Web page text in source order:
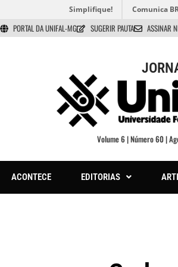
Simplifique! Comunica
PORTAL DA UNIFAL-MG SUGERIR PAUTA ASSINAR
Volume 6 | Número 60 |
ACONTECE EDITORIAS